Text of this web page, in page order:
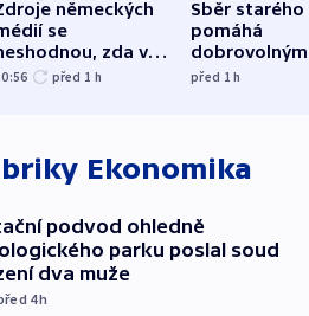
německých
se
zda v
ohroženém
před 1 h
Sběr starého
pomáhá
dobrovolným
hasičům
před 1h
Ekonomika
podvod ohledně
parku poslal soud
dva muže
4h